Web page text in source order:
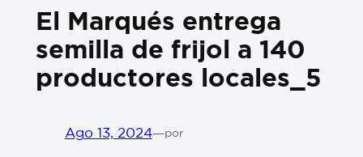
El Marqués entrega
semilla de frijol a 140
productores locales_5
Ago 13, 2024—por